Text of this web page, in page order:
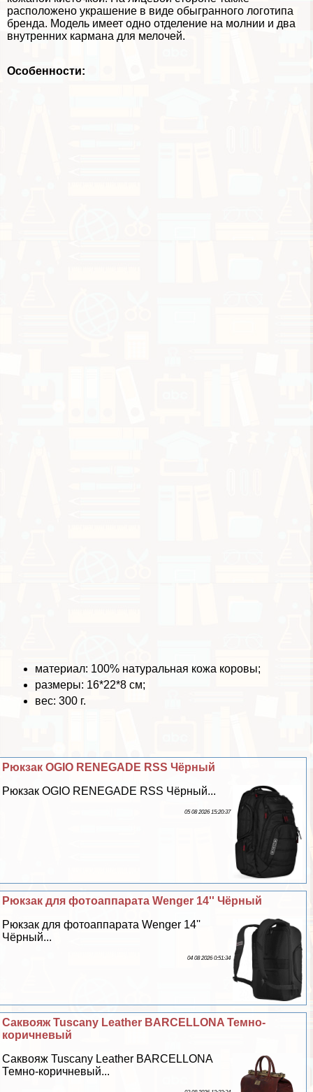
расположено украшение в виде обыгранного логотипа
бренда. Модель имеет одно отделение на молнии и два
внутренних кармана для мелочей.
Особенности:
материал: 100% натуральная кожа коровы;
размеры: 16*22*8 см;
вес: 300 г.
Рюкзак OGIO RENEGADE RSS Чёрный
Рюкзак OGIO RENEGADE RSS Чёрный...
05 08 2026 15:20:37
Рюкзак для фотоаппарата Wenger 14'' Чёрный
Рюкзак для фотоаппарата Wenger 14''
Чёрный...
04 08 2026 0:51:34
Саквояж Tuscany Leather BARCELLONA Темно-
коричневый
Саквояж Tuscany Leather BARCELLONA
Темно-коричневый...